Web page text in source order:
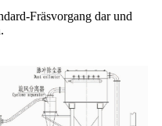
Fräsvorgang dar und